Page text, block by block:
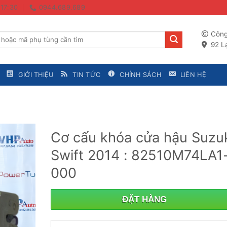
0944.689.689
92
GIỚI THIỆU TIN TỨC CHÍNH SÁCH LIÊN HỆ
Cơ cấu khóa cửa hậu
Swift 2014 :
000
ĐẶT HÀNG